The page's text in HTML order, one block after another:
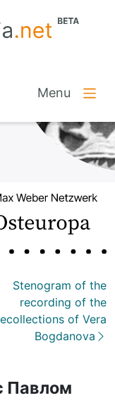
Menu
Stenogram of the
recording of the
of Vera
Bogdanova
Павлом